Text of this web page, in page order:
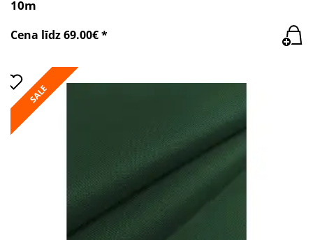
10m
Cena līdz 69.00€ *
SALE